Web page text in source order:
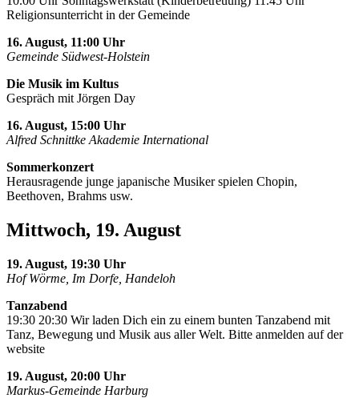
Religionsunterricht in der Gemeinde
16. August, 11:00 Uhr
Gemeinde Südwest-Holstein
Die Musik im Kultus
Gespräch mit Jörgen Day
16. August, 15:00 Uhr
Alfred Schnittke Akademie International
Sommerkonzert
Herausragende junge japanische Musiker spielen Chopin,
Beethoven, Brahms usw.
Mittwoch, 19. August
19. August, 19:30 Uhr
Hof Wörme, Im Dorfe, Handeloh
Tanzabend
19:30 20:30 Wir laden Dich ein zu einem bunten Tanzabend mit
Tanz, Bewegung und Musik aus aller Welt. Bitte anmelden auf der
website
19. August, 20:00 Uhr
Markus-Gemeinde Harburg